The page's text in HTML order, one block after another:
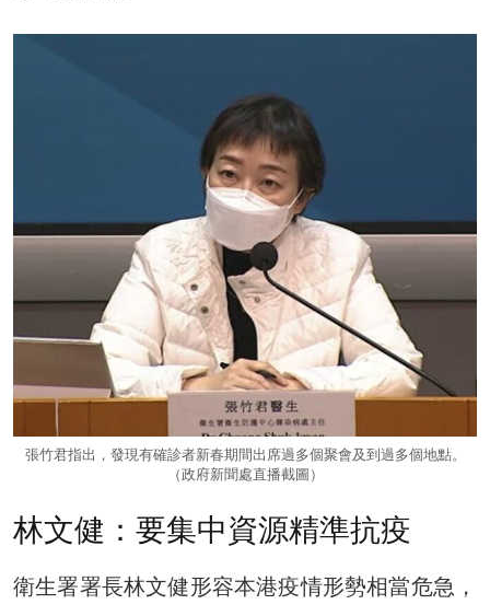
張竹君指出，發現有確診者新春期間出席過多個聚會及到過多個地點。
（政府新聞處直播截圖）
林文健：要集中資源精準抗疫
衛生署署長林文健形容本港疫情形勢相當危急，